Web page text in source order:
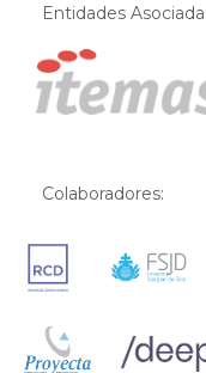
Entidades
Colaboradores: